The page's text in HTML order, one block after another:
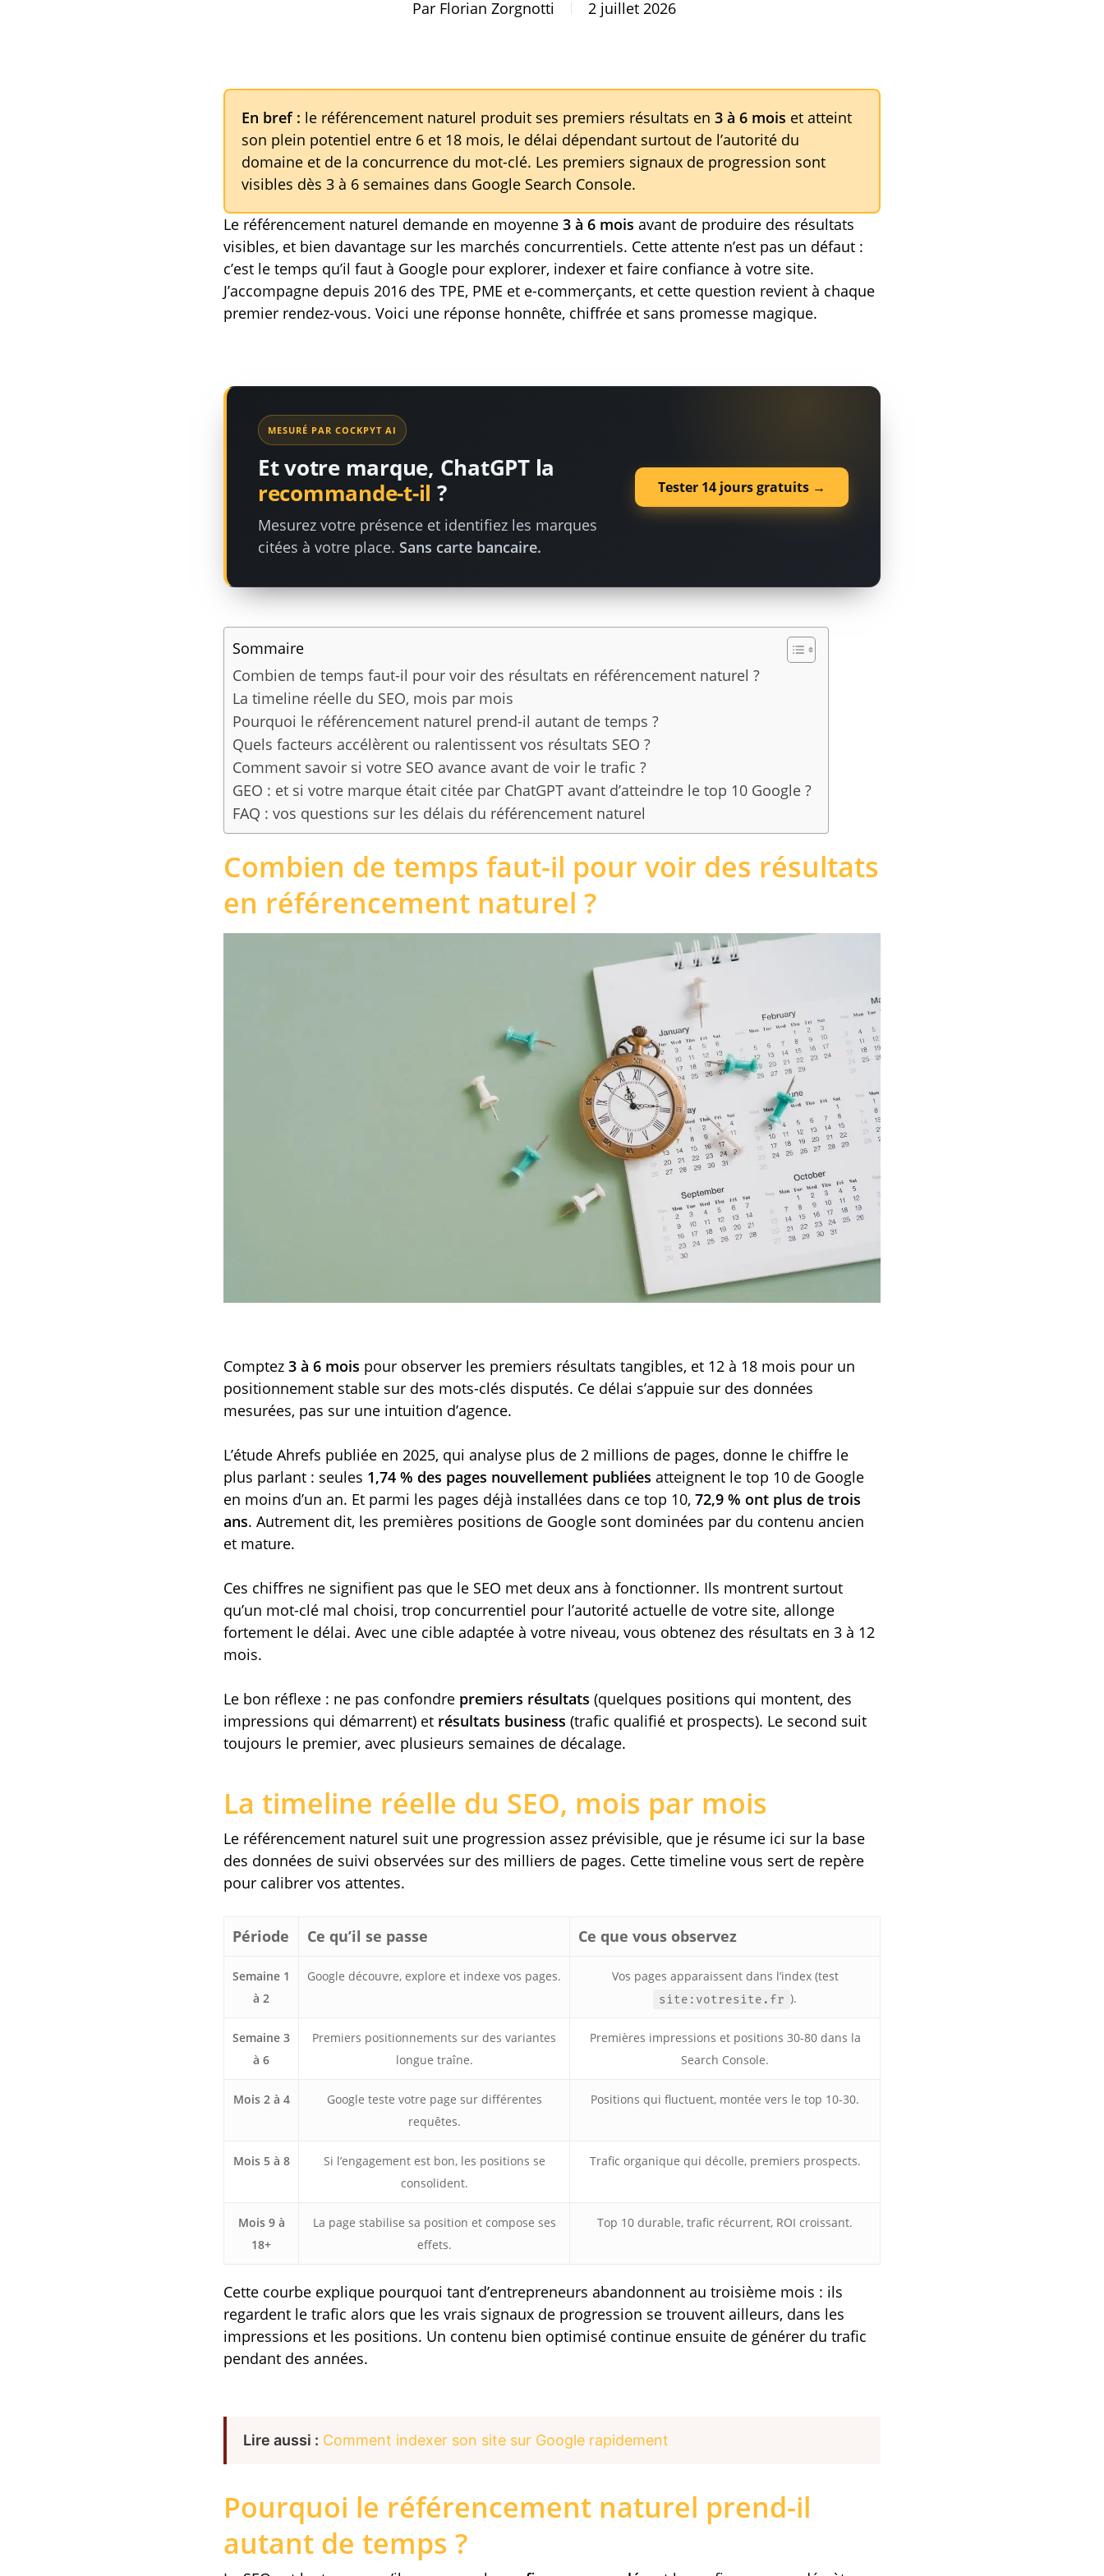
Par Florian Zorgnotti 2 juillet 2026
En bref : le référencement naturel produit ses premiers résultats en 3 à 6 mois et atteint
son plein potentiel entre 6 et 18 mois, le délai dépendant surtout de l’autorité du
domaine et de la concurrence du mot-clé. Les premiers signaux de progression sont
visibles dès 3 à 6 semaines dans Google Search Console.
Le référencement naturel demande en moyenne 3 à 6 mois avant de produire des résultats
visibles, et bien davantage sur les marchés concurrentiels. Cette attente n’est pas un défaut :
c’est le temps qu’il faut à Google pour explorer, indexer et faire confiance à votre site.
J’accompagne depuis 2016 des TPE, PME et e-commerçants, et cette question revient à chaque
premier rendez-vous. Voici une réponse honnête, chiffrée et sans promesse magique.
MESURÉ PAR COCKPYT AI
Et votre marque, ChatGPT la
recommande-t-il ?
Mesurez votre présence et identifiez les marques
citées à votre place. Sans carte bancaire.
Tester 14 jours gratuits →
Sommaire
Combien de temps faut-il pour voir des résultats en référencement naturel ?
La timeline réelle du SEO, mois par mois
Pourquoi le référencement naturel prend-il autant de temps ?
Quels facteurs accélèrent ou ralentissent vos résultats SEO ?
Comment savoir si votre SEO avance avant de voir le trafic ?
GEO : et si votre marque était citée par ChatGPT avant d’atteindre le top 10 Google ?
FAQ : vos questions sur les délais du référencement naturel
Combien de temps faut-il pour voir des résultats
en référencement naturel ?
Comptez 3 à 6 mois pour observer les premiers résultats tangibles, et 12 à 18 mois pour un
positionnement stable sur des mots-clés disputés. Ce délai s’appuie sur des données
mesurées, pas sur une intuition d’agence.
L’étude Ahrefs publiée en 2025, qui analyse plus de 2 millions de pages, donne le chiffre le
plus parlant : seules 1,74 % des pages nouvellement publiées atteignent le top 10 de Google
en moins d’un an. Et parmi les pages déjà installées dans ce top 10, 72,9 % ont plus de trois
ans. Autrement dit, les premières positions de Google sont dominées par du contenu ancien
et mature.
Ces chiffres ne signifient pas que le SEO met deux ans à fonctionner. Ils montrent surtout
qu’un mot-clé mal choisi, trop concurrentiel pour l’autorité actuelle de votre site, allonge
fortement le délai. Avec une cible adaptée à votre niveau, vous obtenez des résultats en 3 à 12
mois.
Le bon réflexe : ne pas confondre premiers résultats (quelques positions qui montent, des
impressions qui démarrent) et résultats business (trafic qualifié et prospects). Le second suit
toujours le premier, avec plusieurs semaines de décalage.
La timeline réelle du SEO, mois par mois
Le référencement naturel suit une progression assez prévisible, que je résume ici sur la base
des données de suivi observées sur des milliers de pages. Cette timeline vous sert de repère
pour calibrer vos attentes.
Période Ce qu’il se passe Ce que vous observez
Semaine 1
à 2
Google découvre, explore et indexe vos pages. Vos pages apparaissent dans l’index (test
site:votresite.fr ).
Semaine 3
à 6
Premiers positionnements sur des variantes
longue traîne.
Premières impressions et positions 30-80 dans la
Search Console.
Mois 2 à 4
Google teste votre page sur différentes
requêtes.
Positions qui fluctuent, montée vers le top 10-30.
Mois 5 à 8
Si l’engagement est bon, les positions se
consolident.
Trafic organique qui décolle, premiers prospects.
Mois 9 à
18+
La page stabilise sa position et compose ses
effets.
Top 10 durable, trafic récurrent, ROI croissant.
Cette courbe explique pourquoi tant d’entrepreneurs abandonnent au troisième mois : ils
regardent le trafic alors que les vrais signaux de progression se trouvent ailleurs, dans les
impressions et les positions. Un contenu bien optimisé continue ensuite de générer du trafic
pendant des années.
Lire aussi : Comment indexer son site sur Google rapidement
Pourquoi le référencement naturel prend-il
autant de temps ?